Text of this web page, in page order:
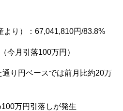
より）：67,041,810円/83.8%
今月引落100万円）
り円ベースでは前月比約20万
万円引落しが発生